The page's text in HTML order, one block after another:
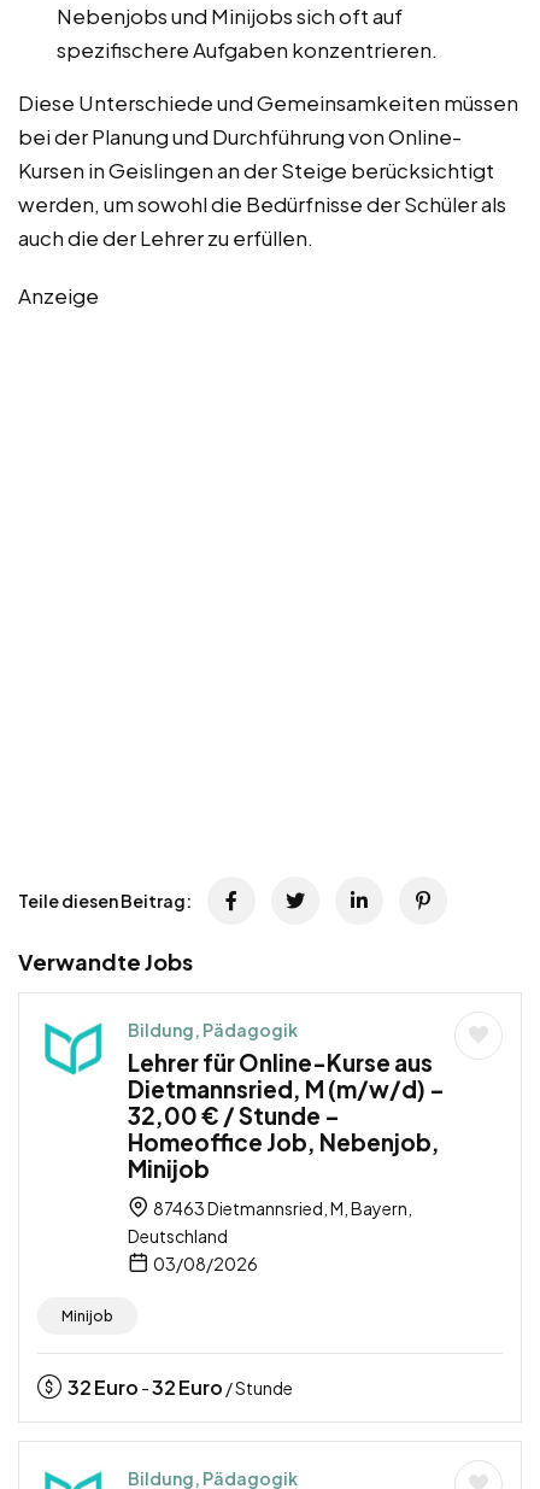
Nebenjobs und Minijobs sich oft auf
spezifischere Aufgaben konzentrieren.
Diese Unterschiede und Gemeinsamkeiten müssen
bei der Planung und Durchführung von Online-
Kursen in Geislingen an der Steige berücksichtigt
werden, um sowohl die Bedürfnisse der Schüler als
auch die der Lehrer zu erfüllen.
Anzeige
Teile diesen Beitrag:
Verwandte Jobs
Bildung, Pädagogik
Lehrer für Online-Kurse aus
Dietmannsried, M (m/w/d) –
32,00 € / Stunde –
Homeoffice Job, Nebenjob,
Minijob
87463 Dietmannsried, M, Bayern,
Deutschland
03/08/2026
Minijob
32Euro -32Euro / Stunde
Bildung, Pädagogik